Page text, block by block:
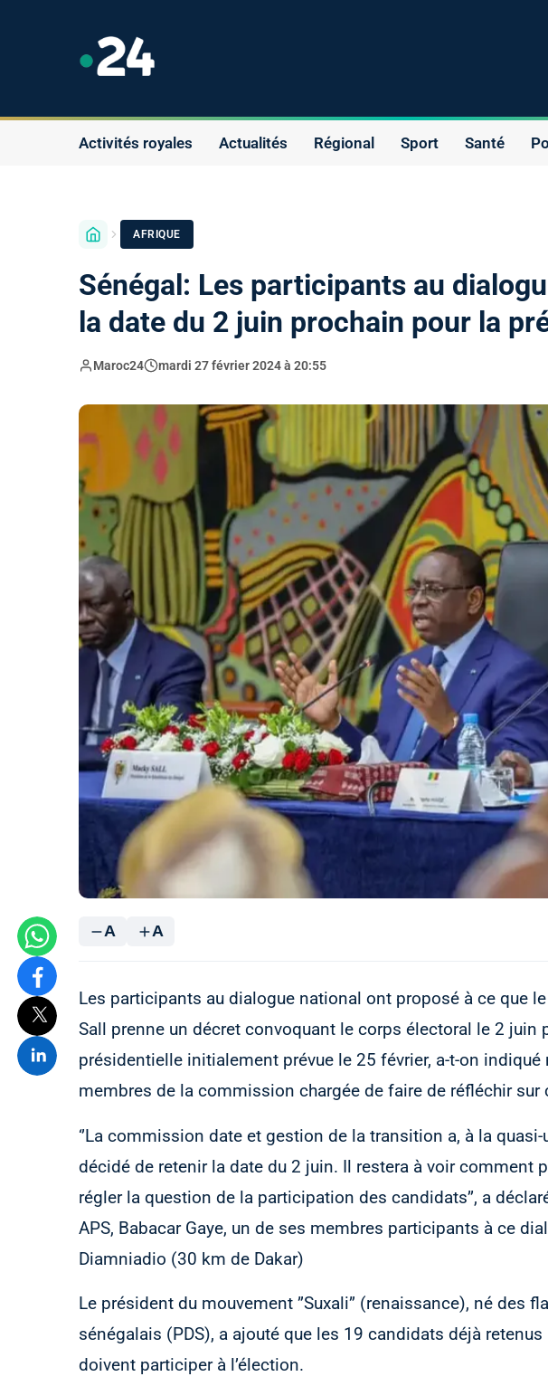
Activités royales Actualités Régional Sport Santé
AFRIQUE
Sénégal: Les participants au
la date du 2 juin prochain pour la
Maroc24 mardi 27 février 2024 à 20:55
A A
Les participants au dialogue national ont proposé à ce que
Sall prenne un décret convoquant le corps électoral le 2 juin
présidentielle initialement prévue le 25 février, a-t-on indiqué
membres de la commission chargée de faire de réfléchir sur
‘’La commission date et gestion de la transition a, à la
décidé de retenir la date du 2 juin. Il restera à voir comment
régler la question de la participation des candidats’’, a
APS, Babacar Gaye, un de ses membres participants à ce
Diamniadio (30 km de Dakar)
Le président du mouvement ”Suxali” (renaissance), né des
sénégalais (PDS), a ajouté que les 19 candidats déjà
doivent participer à l’élection.